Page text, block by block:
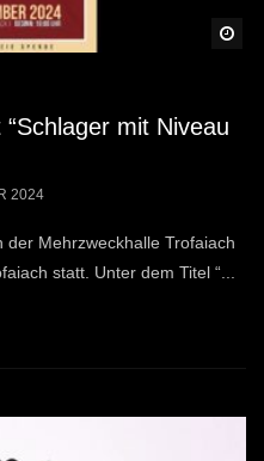
mit Niveau
2024
Mehrzweckhalle Trofaiach
statt. Unter dem Titel “...